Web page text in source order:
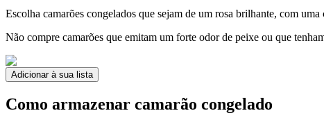
Escolha camarões congelados que sejam de um rosa brilhante, com
Não compre camarões que emitam um forte odor de peixe ou que
Adicionar à sua lista
Como armazenar camarão congelado